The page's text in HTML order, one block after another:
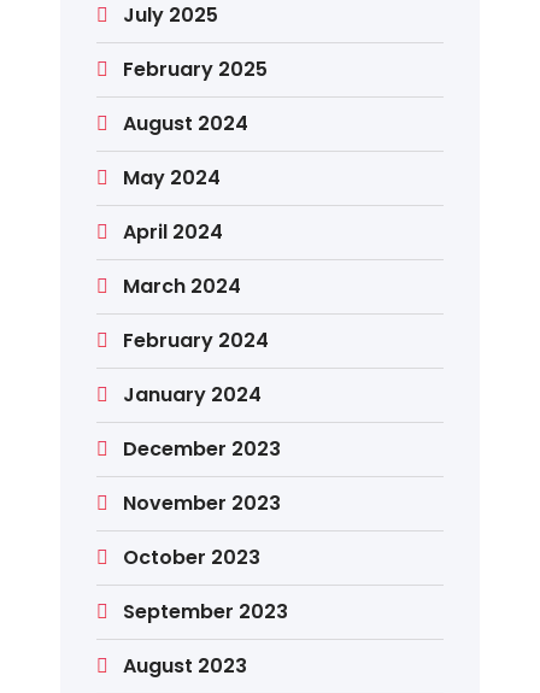
July 2025
February 2025
August 2024
May 2024
April 2024
March 2024
February 2024
January 2024
December 2023
November 2023
October 2023
September 2023
August 2023